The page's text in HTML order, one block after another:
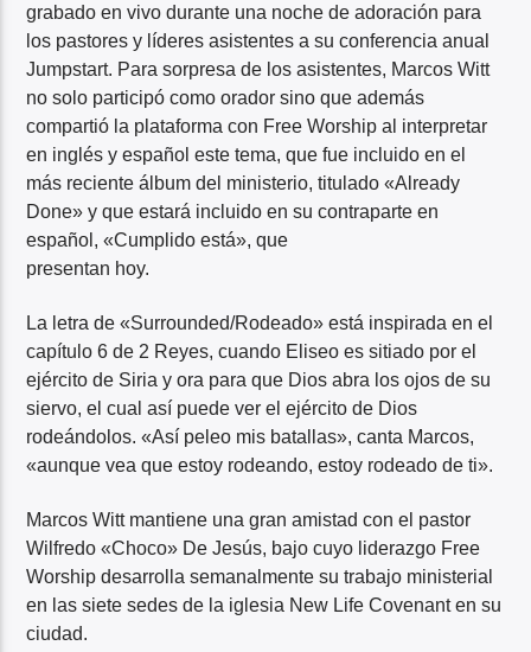
grabado en vivo durante una noche de adoración para
los pastores y líderes asistentes a su conferencia anual
Jumpstart. Para sorpresa de los asistentes, Marcos Witt
no solo participó como orador sino que además
compartió la plataforma con Free Worship al interpretar
en inglés y español este tema, que fue incluido en el
más reciente álbum del ministerio, titulado «Already
Done» y que estará incluido en su contraparte en
español, «Cumplido está», que
presentan hoy.
La letra de «Surrounded/Rodeado» está inspirada en el
capítulo 6 de 2 Reyes, cuando Eliseo es sitiado por el
ejército de Siria y ora para que Dios abra los ojos de su
siervo, el cual así puede ver el ejército de Dios
rodeándolos. «Así peleo mis batallas», canta Marcos,
«aunque vea que estoy rodeando, estoy rodeado de ti».
Marcos Witt mantiene una gran amistad con el pastor
Wilfredo «Choco» De Jesús, bajo cuyo liderazgo Free
Worship desarrolla semanalmente su trabajo ministerial
en las siete sedes de la iglesia New Life Covenant en su
ciudad.